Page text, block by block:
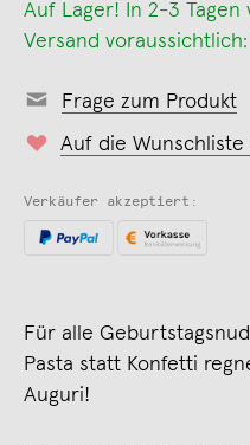
Auf Lager! In 2-3 Tagen
Versand voraussichtlich:
Frage zum Produkt
Auf die Wunschliste
Verkäufer akzeptiert:
Für alle
Pasta statt Konfetti
Auguri!